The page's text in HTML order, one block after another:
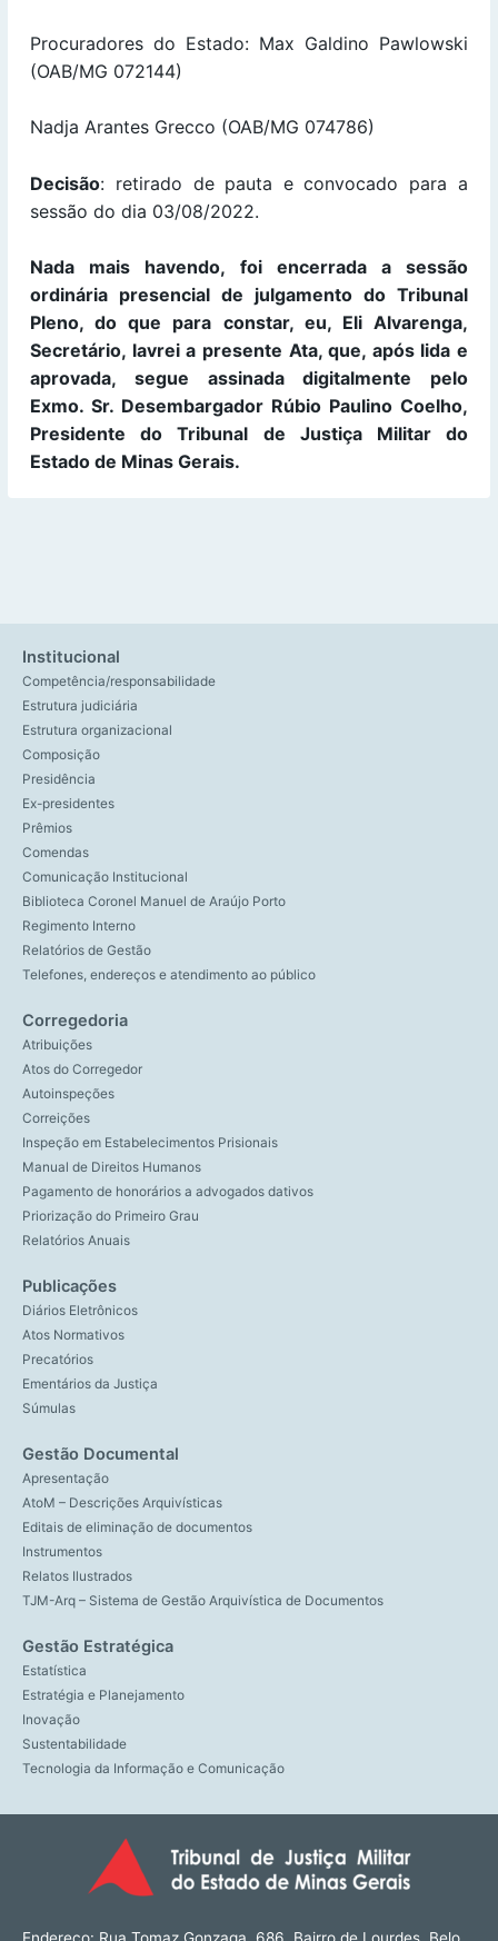
Procuradores do Estado: Max Galdino Pawlowski
(OAB/MG 072144)
Nadja Arantes Grecco (OAB/MG 074786)
Decisão: retirado de pauta e convocado para a
sessão do dia 03/08/2022.
Nada mais havendo, foi encerrada a sessão
ordinária presencial de julgamento do Tribunal
Pleno, do que para constar, eu, Eli Alvarenga,
Secretário, lavrei a presente Ata, que, após lida e
aprovada, segue assinada digitalmente pelo
Exmo. Sr. Desembargador Rúbio Paulino Coelho,
Presidente do Tribunal de Justiça Militar do
Estado de Minas Gerais.
Institucional
Competência/responsabilidade
Estrutura judiciária
Estrutura organizacional
Composição
Presidência
Ex-presidentes
Prêmios
Comendas
Comunicação Institucional
Biblioteca Coronel Manuel de Araújo Porto
Regimento Interno
Relatórios de Gestão
Telefones, endereços e atendimento ao público
Corregedoria
Atribuições
Atos do Corregedor
Autoinspeções
Correições
Inspeção em Estabelecimentos Prisionais
Manual de Direitos Humanos
Pagamento de honorários a advogados dativos
Priorização do Primeiro Grau
Relatórios Anuais
Publicações
Diários Eletrônicos
Atos Normativos
Precatórios
Ementários da Justiça
Súmulas
Gestão Documental
Apresentação
AtoM – Descrições Arquivísticas
Editais de eliminação de documentos
Instrumentos
Relatos Ilustrados
TJM-Arq – Sistema de Gestão Arquivística de Documentos
Gestão Estratégica
Estatística
Estratégia e Planejamento
Inovação
Sustentabilidade
Tecnologia da Informação e Comunicação